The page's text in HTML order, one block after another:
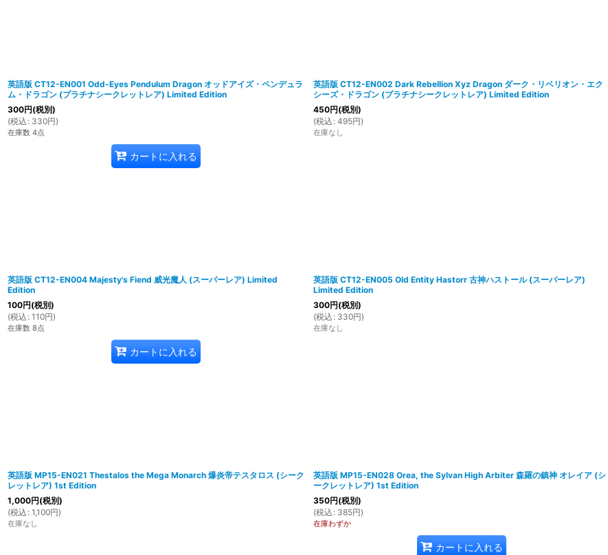
英語版 CT12-EN001 Odd-Eyes Pendulum Dragon オッドアイズ・ペンデュラ
ム・ドラゴン (プラチナシークレットレア) Limited Edition
300円(税別)
(税込 : 330円)
在庫数 4点
カートに入れる
英語版 CT12-EN002 Dark Rebellion Xyz Dragon ダーク・リベリオン・エク
シーズ・ドラゴン (プラチナシークレットレア) Limited Edition
450円(税別)
(税込 : 495円)
在庫なし
英語版 CT12-EN004 Majesty's Fiend 威光魔人 (スーパーレア) Limited
Edition
100円(税別)
(税込 : 110円)
在庫数 8点
カートに入れる
英語版 CT12-EN005 Old Entity Hastorr 古神ハストール (スーパーレア)
Limited Edition
300円(税別)
(税込 : 330円)
在庫なし
英語版 MP15-EN021 Thestalos the Mega Monarch 爆炎帝テスタロス (シーク
レットレア) 1st Edition
1,000円(税別)
(税込 : 1,100円)
在庫なし
英語版 MP15-EN028 Orea, the Sylvan High Arbiter 森羅の鎮神 オレイア (シ
ークレットレア) 1st Edition
350円(税別)
(税込 : 385円)
在庫わずか
カートに入れる